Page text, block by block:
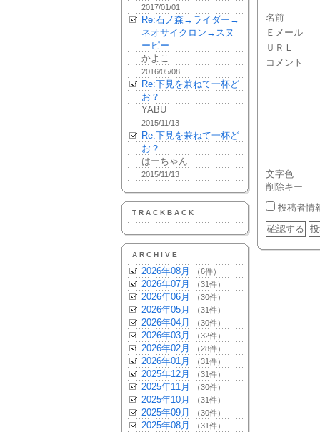
2017/01/01
Re:石ノ森→ライダー→
ネオサイクロン→スヌ
ーピー
かよこ
2016/05/08
Re:下見を兼ねて一杯ど
お？
YABU
2015/11/13
Re:下見を兼ねて一杯ど
お？
はーちゃん
2015/11/13
TRACKBACK
ARCHIVE
2026年08月 （6件）
2026年07月 （31件）
2026年06月 （30件）
2026年05月 （31件）
2026年04月 （30件）
2026年03月 （32件）
2026年02月 （28件）
2026年01月 （31件）
2025年12月 （31件）
2025年11月 （30件）
2025年10月 （31件）
2025年09月 （30件）
2025年08月 （31件）
名前
Ｅメール
ＵＲＬ
コメント
文字色
削除キー
投稿者情